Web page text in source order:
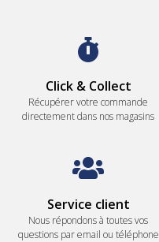
Click & Collect
Récupérer votre commande
directement dans nos magasins
Service client
Nous répondons à toutes vos
questions par email ou téléphone